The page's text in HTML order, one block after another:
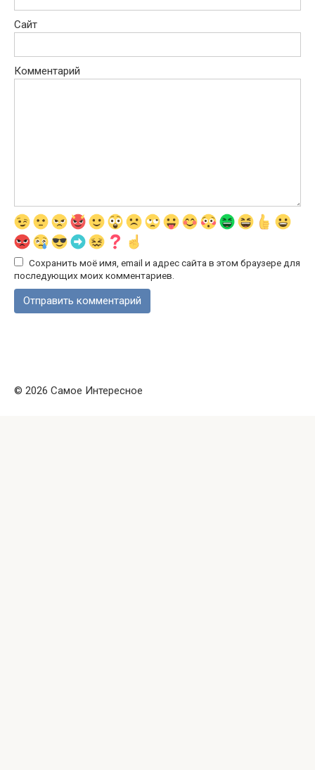
Сайт
Комментарий
Сохранить моё имя, email и адрес сайта в этом браузере для
последующих моих комментариев.
© 2026 Самое Интересное